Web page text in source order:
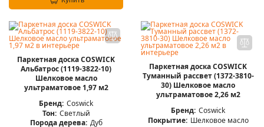
Паркетная доска COSWICK
Альбатрос (1119-3822-10)
Шелковое масло
ультраматовое 1,97 м2
Бренд: Coswick
Тон: Светлый
Порода дерева: Дуб
Паркетная доска COSWICK
Туманный рассвет (1372-3810-
30) Шелковое масло
ультраматовое 2,26 м2
Бренд: Coswick
Покрытие: Шелковое масло